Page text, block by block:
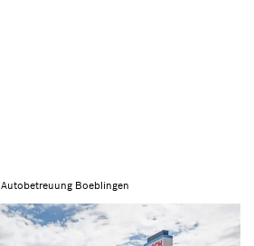
Autobetreuung Boeblingen